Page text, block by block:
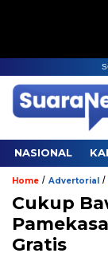
NASIONAL
Home / Advertorial /
Cukup
Gratis